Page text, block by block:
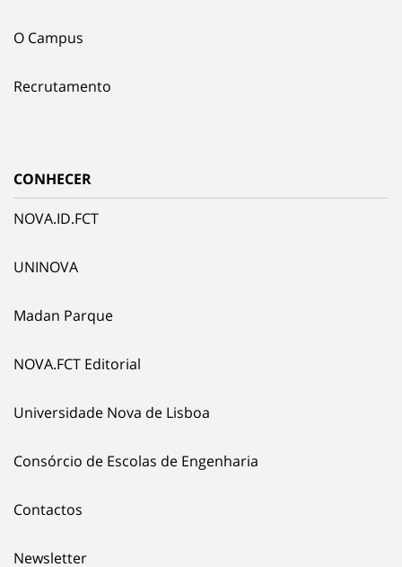
O Campus
Recrutamento
CONHECER
NOVA.ID.FCT
UNINOVA
Madan Parque
NOVA.FCT Editorial
Universidade Nova de Lisboa
Consórcio de Escolas de Engenharia
Contactos
Newsletter